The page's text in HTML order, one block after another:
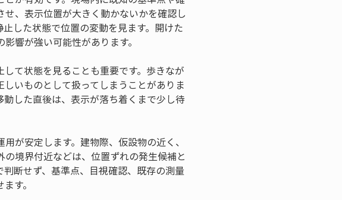
、表示位置が大きく動かないかを確認し
した状態で位置の変動を見ます。開けた
響が強い可能性があります。
て状態を見ることも重要です。歩きなが
いものとして扱ってしまうことがありま
した直後は、表示が落ち着くまで少し待
が安定します。建物際、仮設物の近く、
境界付近などは、位置ずれの発生候補と
断せず、基準点、目視確認、既存の測量
す。